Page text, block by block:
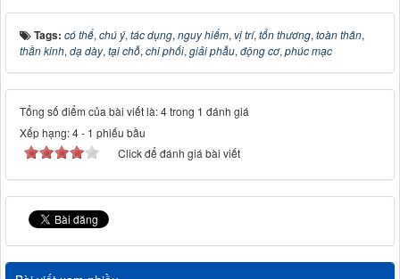
Tags: có thể, chú ý, tác dụng, nguy hiểm, vị trí, tổn thương, toàn thân,
thần kinh, dạ dày, tại chỗ, chi phối, giải phẫu, động cơ, phúc mạc
Tổng số điểm của bài viết là: 4 trong 1 đánh giá
Xếp hạng:4- 1 phiếu bầu
Click để đánh giá bài viết